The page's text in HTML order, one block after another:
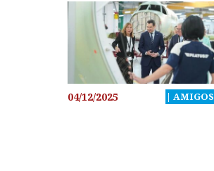
04/12/2025 | AMIGOS